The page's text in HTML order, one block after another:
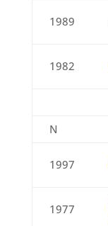
1989
1982
N
1997
1977